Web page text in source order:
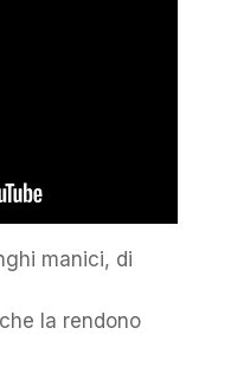
manici, di
la rendono